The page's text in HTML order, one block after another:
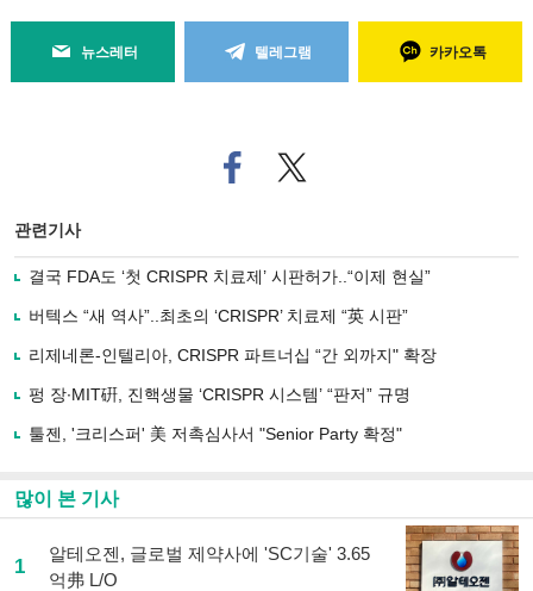
뉴스레터 텔레그램 카카오톡
페
이
로
기
사
유
기
트위
터로
관련기사
결국 FDA도 ‘첫 CRISPR 치료제’ 시판허가..“이제 현실”
버텍스 “새 역사”..최초의 ‘CRISPR’ 치료제 “英 시판”
리제네론-인텔리아, CRISPR 파트너십 “간 외까지" 확장
펑 장∙MIT硏, 진핵생물 ‘CRISPR 시스템’ “판저” 규명
툴젠, '크리스퍼' 美 저촉심사서 "Senior Party 확정"
많이 본 기사
1
알테오젠, 글로벌 제약사에 'SC기술' 3.65
억弗 L/O